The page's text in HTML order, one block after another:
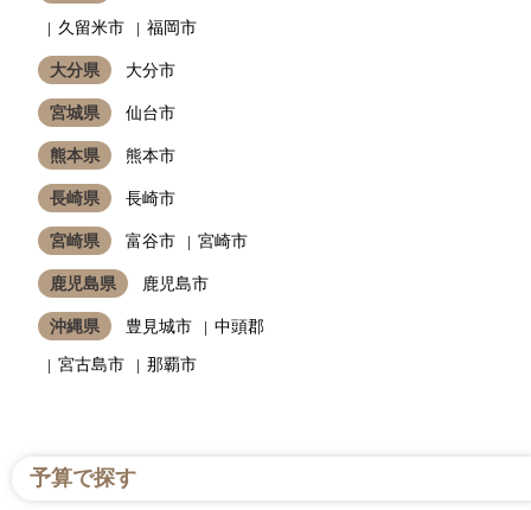
久留米市
福岡市
大分県 大分市
宮城県 仙台市
熊本県 熊本市
長崎県 長崎市
宮崎県 富谷市 宮崎市
鹿児島県 鹿児島市
沖縄県 豊見城市
中頭郡
宮古島市
那覇市
予算で探す